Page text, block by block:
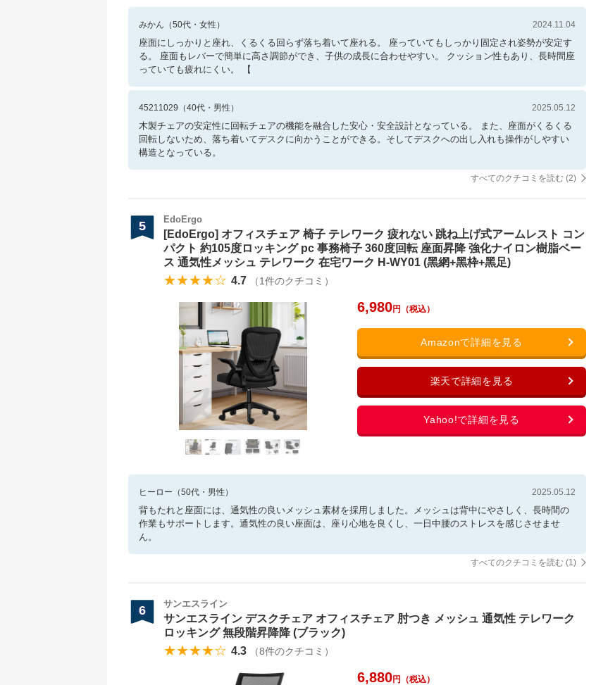
みかん （50代・ 女性 ） 2024.11.04
座面にしっかりと座れ、くるくる回らず落ち着いて座れる。 座っていてもしっかり固定され姿勢が安定す
る。 座面もレバーで簡単に高さ調節ができ、子供の成長に合わせやすい。 クッション性もあり、長時間座
っていても疲れにくい。 【
45211029 （40代・ 男性 ） 2025.05.12
木製チェアの安定性に回転チェアの機能を融合した安心・安全設計となっている。 また、座面がくるくる
回転しないため、落ち着いてデスクに向かうことができる。そしてデスクへの出し入れも操作がしやすい
構造となっている。
すべてのクチコミを読む (2)
5 EdoErgo
[EdoErgo] オフィスチェア 椅子 テレワーク 疲れない 跳ね上げ式アームレスト コン
パクト 約105度ロッキング pc 事務椅子 360度回転 座面昇降 強化ナイロン樹脂ベー
ス 通気性メッシュ テレワーク 在宅ワーク H-WY01 (黑網+黑枠+黑足)
★★★★☆ 4.7 （1件のクチコミ）
6,980
ヒーロー （50代・ 男性 ） 2025.05.12
背もたれと座面には、通気性の良いメッシュ素材を採用しました。メッシュは背中にやさしく、長時間の
作業もサポートします。通気性の良い座面は、座り心地を良くし、一日中腰のストレスを感じさせませ
ん。
すべてのクチコミを読む (1)
6 サンエスライン
サンエスライン デスクチェア オフィスチェア 肘つき メッシュ 通気性 テレワーク
ロッキング 無段階昇降降 (ブラック)
★★★★☆ 4.3 （8件のクチコミ）
6,880